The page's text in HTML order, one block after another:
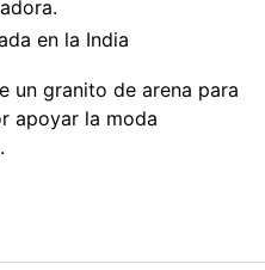
en la India
un granito de arena para
apoyar la moda